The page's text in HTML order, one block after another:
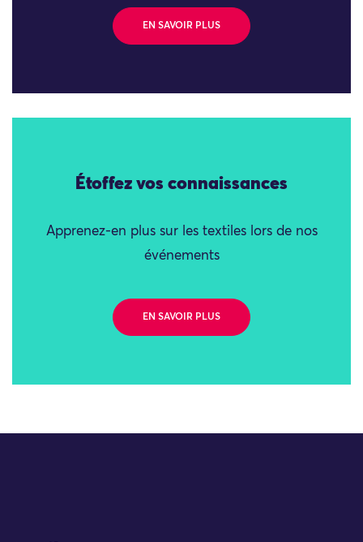
EN SAVOIR PLUS
Étoffez vos connaissances
Apprenez-en plus sur les textiles lors de nos
événements
EN SAVOIR PLUS